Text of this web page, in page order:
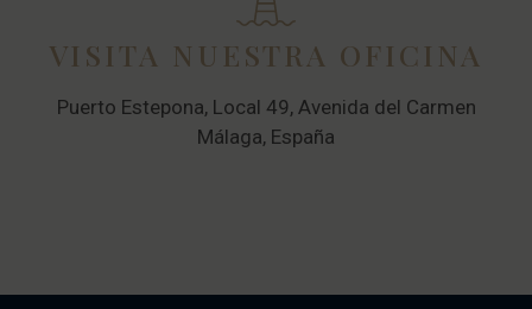
VISITA NUESTRA OFICINA
Puerto Estepona, Local 49, Avenida del Carmen
Málaga, España